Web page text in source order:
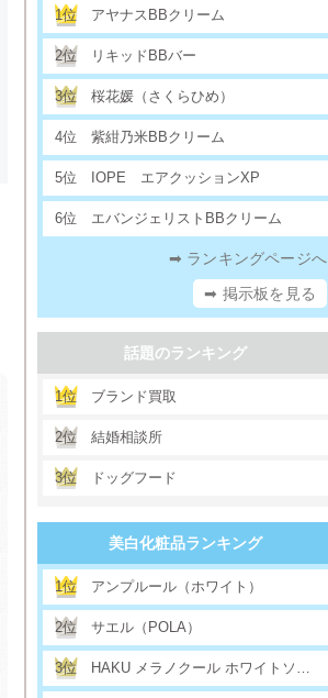
1位 アヤナスBBクリーム
2位 リキッドBBバー
3位 桜花媛（さくらひめ）
4位 紫紺乃米BBクリーム
5位 IOPE エアクッションXP
6位 エバンジェリストBBクリーム
➡ ランキングページへ
➡ 掲示板を見る
話題のランキング
1位 ブランド買取
2位 結婚相談所
3位 ドッグフード
美白化粧品ランキング
1位 アンプルール（ホワイト）
2位 サエル（POLA）
3位 HAKU メラノクール ホワイトソリッド